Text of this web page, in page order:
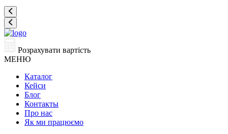
Розрахувати вартість
МЕНЮ
Каталог
Кейси
Блог
Контакты
Про нас
Як ми працюємо